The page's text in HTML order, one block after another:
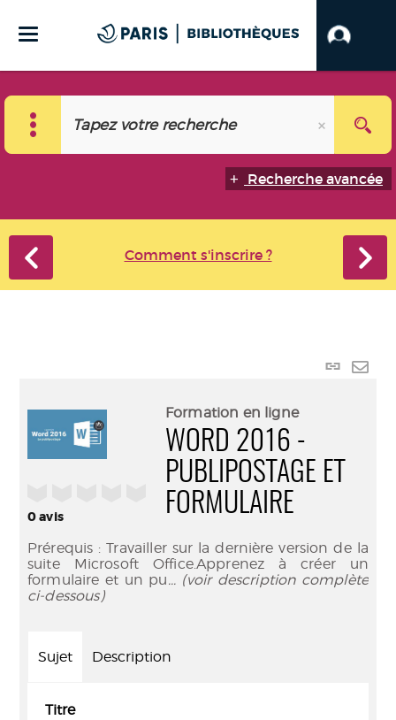
Recherche avancée
Comment s'inscrire ?
Lien
0avis
Formation en ligne
WORD 2016 -
PUBLIPOSTAGE ET
FORMULAIRE
Prérequis : Travailler sur la dernière version de la
suite Microsoft Office.Apprenez à créer un
formulaire et un pu... (voir description complète
ci-dessous)
Sujet Description
Titre